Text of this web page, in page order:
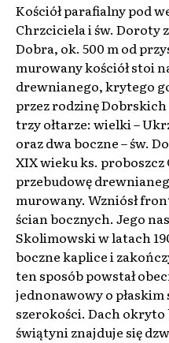
Kościół parafialny pod
Chrzciciela i św. Doroty
Dobra, ok. 500 m od
murowany kościół stoi
drewnianego, krytego
przez rodzinę Dobrskich
trzy ołtarze: wielki –
oraz dwa boczne – św.
XIX wieku ks.
przebudowę
murowany. Wzniósł
ścian bocznych. Jego
Skolimowski w latach
boczne kaplice i
ten sposób powstał
jednonawowy o płaskim
szerokości. Dach
świątyni znajduje się